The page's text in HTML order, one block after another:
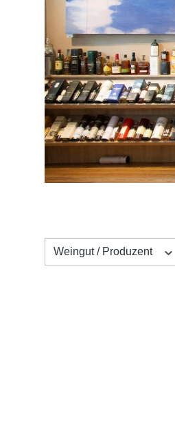
Weingut / Produzent